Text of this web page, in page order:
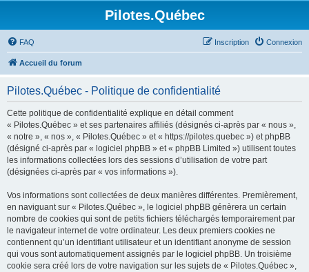
Pilotes.Québec
FAQ Connexion
Inscription
Accueil du forum
Pilotes.Québec - Politique de confidentialité
Cette politique de confidentialité explique en détail comment
« Pilotes.Québec » et ses partenaires affiliés (désignés ci-après par « nous »,
« notre », « nos », « Pilotes.Québec » et « https://pilotes.quebec ») et phpBB
(désigné ci-après par « logiciel phpBB » et « phpBB Limited ») utilisent toutes
les informations collectées lors des sessions d’utilisation de votre part
(désignées ci-après par « vos informations »).
Vos informations sont collectées de deux manières différentes. Premièrement,
en naviguant sur « Pilotes.Québec », le logiciel phpBB génèrera un certain
nombre de cookies qui sont de petits fichiers téléchargés temporairement par
le navigateur internet de votre ordinateur. Les deux premiers cookies ne
contiennent qu’un identifiant utilisateur et un identifiant anonyme de session
qui vous sont automatiquement assignés par le logiciel phpBB. Un troisième
cookie sera créé lors de votre navigation sur les sujets de « Pilotes.Québec »,